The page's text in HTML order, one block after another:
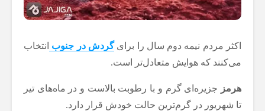
اکثر مردم نیمه دوم سال را برایگردش در جنوب انتخاب
می‌کنند که هوایش متعادل‌تر است.
هرمز
جزیره‌ای گرم و با رطوبت بالاست و در ماه‌های تیر
تا شهریور در گرم‌ترین حالت خودش قرار دارد.